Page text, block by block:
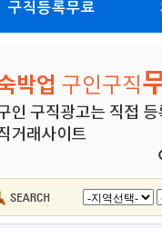
구직등록무료